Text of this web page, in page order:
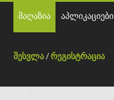
მაღაზია აპლიკაციები
შესვლა /რეგისტრაცია